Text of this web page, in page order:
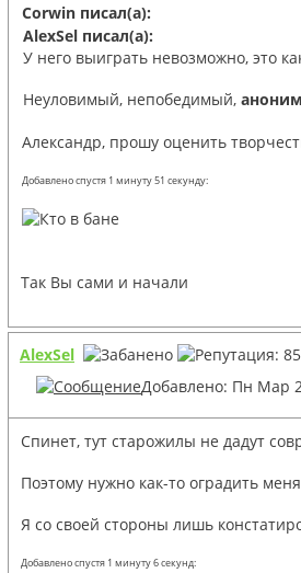
Corwin писал(а):
AlexSel писал(а):
У него выиграть невозможно, это
Неуловимый, непобедимый,
Александр, прошу оценить
Добавлено спустя 1 минуту 51 секунду:
Так Вы сами и начали
AlexSel
Добавлено: Пн Мар
Спинет, тут старожилы не дадут
Поэтому нужно как-то оградить
Я со своей стороны лишь
Добавлено спустя 1 минуту 6 секунд: